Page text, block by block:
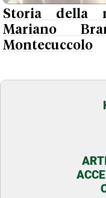
Storia della
Mariano
Montecuccolo